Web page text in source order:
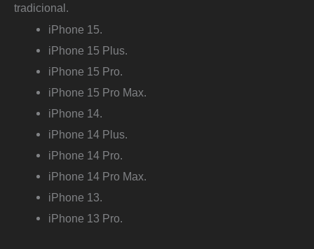
tradicional.
iPhone 15.
iPhone 15 Plus.
iPhone 15 Pro.
iPhone 15 Pro Max.
iPhone 14.
iPhone 14 Plus.
iPhone 14 Pro.
iPhone 14 Pro Max.
iPhone 13.
iPhone 13 Pro.